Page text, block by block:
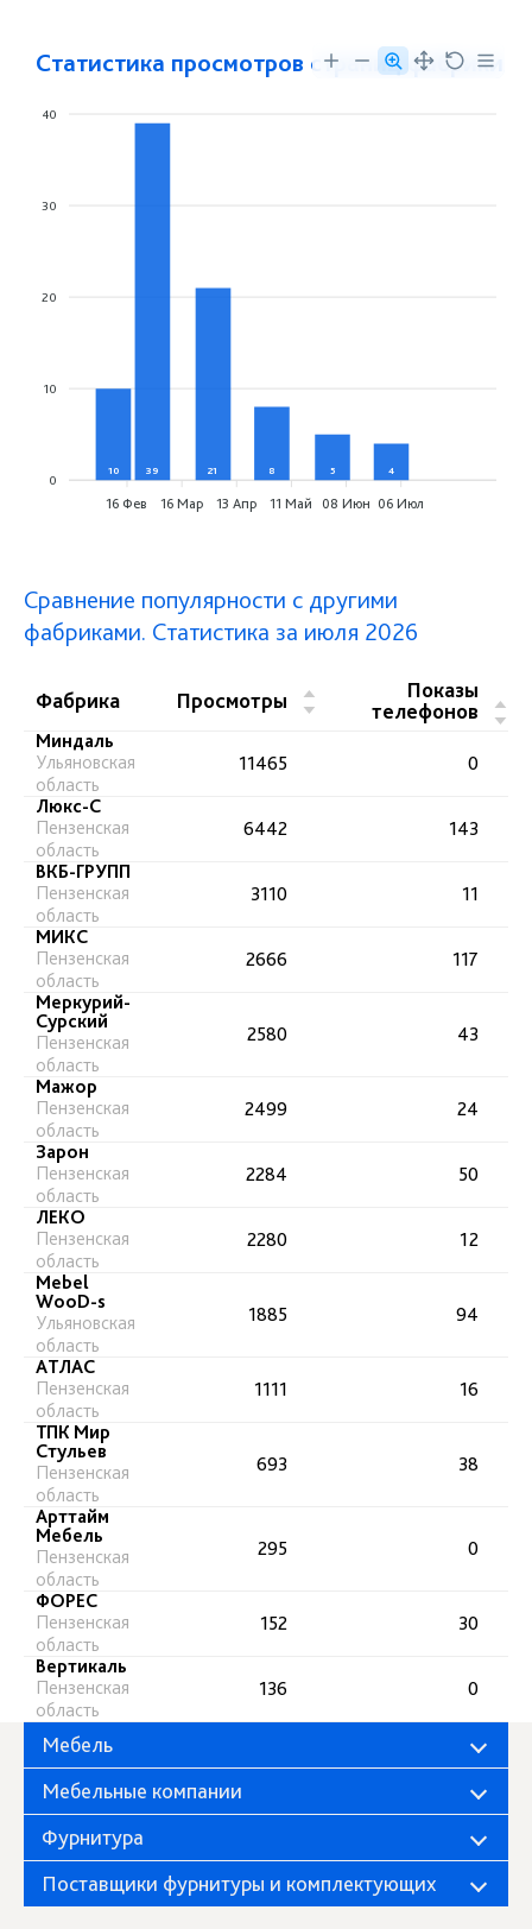
Статистика просмотров страниц фабрики
40
30
20
10
0
10 39 21 8 5 4
16 Фев 16 Мар 13 Апр 11 Май 08 Июн 06 Июл
Сравнение популярности с другими
фабриками. Статистика за июля 2026
Фабрика Просмотры
▲
▼
Показы
телефонов
▲
▼
Миндаль
Ульяновская
область
11465
0
Люкс-С
Пензенская
область
6442
143
ВКБ-ГРУПП
Пензенская
область
3110
11
МИКС
Пензенская
область
2666
117
Меркурий-
Сурский
Пензенская
область
2580 43
Мажор
Пензенская
область
2499
24
Зарон
Пензенская
область
2284
50
ЛЕКО
Пензенская
область
2280
12
Mebel
WooD-s
Ульяновская
область
1885 94
АТЛАС
Пензенская
область
1111
16
ТПК Мир
Стульев
Пензенская
область
693 38
Арттайм
Мебель
Пензенская
область
295 0
ФОРЕС
Пензенская
область
152
30
Вертикаль
Пензенская
область
136 0
Мебель
Мебельные компании
Фурнитура
Поставщики фурнитуры и комплектующих